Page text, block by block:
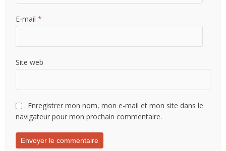
E-mail*
Site web
Enregistrer mon nom, mon e-mail et mon site dans le
navigateur pour mon prochain commentaire.